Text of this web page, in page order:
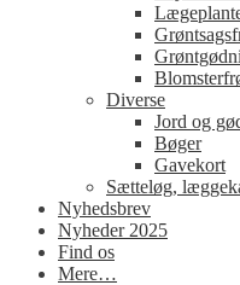
Diverse
Jord og
Bøger
Gavekort
Sætteløg,
Nyhedsbrev
Nyheder 2025
Find os
Mere…